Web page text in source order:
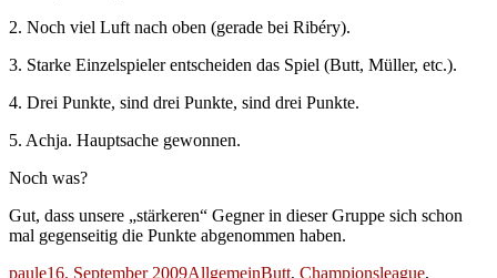
2. Noch viel Luft nach oben (gerade bei Ribéry).
3. Starke Einzelspieler entscheiden das Spiel (Butt, Müller, etc.).
4. Drei Punkte, sind drei Punkte, sind drei Punkte.
5. Achja. Hauptsache gewonnen.
Noch was?
Gut, dass unsere „stärkeren“ Gegner in dieser Gruppe sich schon
mal gegenseitig die Punkte abgenommen haben.
Autor
pauleVeröffentlicht
16. September 2009Kategorien
AllgemeinSchlagwörter
Butt, Championsleague,